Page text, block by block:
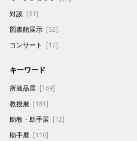
対談 [31]
図書館展示 [52]
コンサート [17]
キーワード
所蔵品展 [169]
教授展 [181]
助教・助手展 [12]
助手展 [110]